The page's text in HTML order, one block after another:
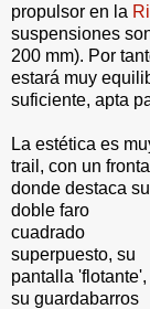
propulsor en la
suspensiones
200 mm). Por
estará muy
suficiente, apta
La estética es
trail, con un frontal
donde destaca su
doble faro
cuadrado
superpuesto, su
pantalla 'flotante',
su guardabarros